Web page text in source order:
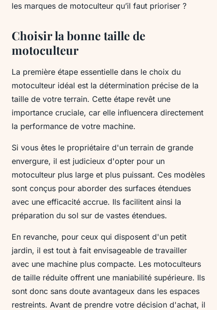
les marques de motoculteur qu’il faut prioriser ?
Choisir la bonne taille de
motoculteur
La première étape essentielle dans le choix du
motoculteur idéal est la détermination précise de la
taille de votre terrain. Cette étape revêt une
importance cruciale, car elle influencera directement
la performance de votre machine.
Si vous êtes le propriétaire d'un terrain de grande
envergure, il est judicieux d'opter pour un
motoculteur plus large et plus puissant. Ces modèles
sont conçus pour aborder des surfaces étendues
avec une efficacité accrue. Ils facilitent ainsi la
préparation du sol sur de vastes étendues.
En revanche, pour ceux qui disposent d'un petit
jardin, il est tout à fait envisageable de travailler
avec une machine plus compacte. Les motoculteurs
de taille réduite offrent une maniabilité supérieure. Ils
sont donc sans doute avantageux dans les espaces
restreints. Avant de prendre votre décision d'achat, il